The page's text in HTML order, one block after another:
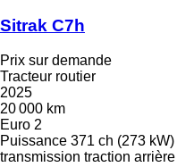
Sitrak C7h
Prix sur demande
Tracteur routier
2025
20 000 km
Euro 2
Puissance 371 ch (273 kW)
transmission traction arrière